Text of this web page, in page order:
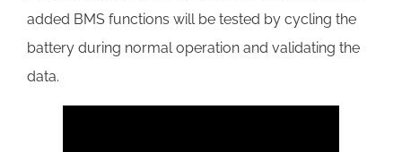
added BMS functions will be tested by cycling the
battery during normal operation and validating the
data.